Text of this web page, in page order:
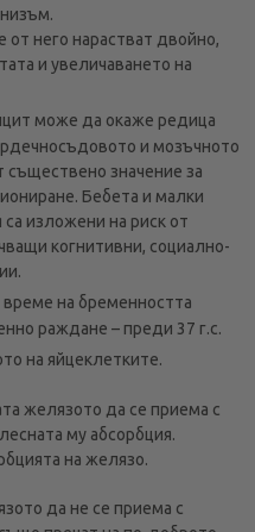
него нарастват двойно,
и увеличаването на
може да окаже редица
и мозъчното
съществено значение за
Бебета и малки
изложени на риск от
когнитивни, социално-
на бременността
раждане – преди 37 г.с.
на яйцеклетките.
желязото да се приема с
му абсорбция.
на желязо.
да не се приема с